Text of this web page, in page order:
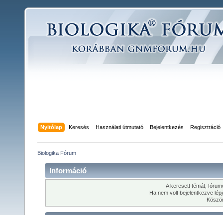
Nyitólap Keresés Használati útmutató Bejelentkezés Regisztráció
Biologika Fórum
Információ
A keresett témát,
Ha nem volt bejelentkezve